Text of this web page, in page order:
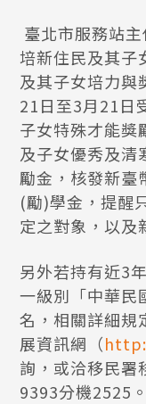
臺北市服務站
培新住民及其子
及其子女培力與
21日至3月21日
子女特殊才能獎
及子女優秀及清
勵金，核發新臺
(勵)學金，提醒
定之對象，以及
另外若持有近3
一級別「中華民
名，相關詳細規
展資訊網（
詢，或洽移民
9393分機2525。